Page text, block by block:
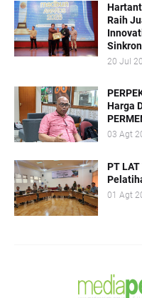
Raih
20 Jul
Harga
03 Agt
PT
01 Agt